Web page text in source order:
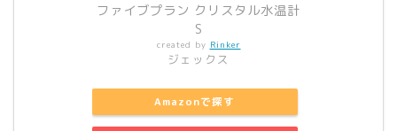
ファイブプラン クリスタル水温計
S
created by Rinker
ジェックス
Amazonで探す